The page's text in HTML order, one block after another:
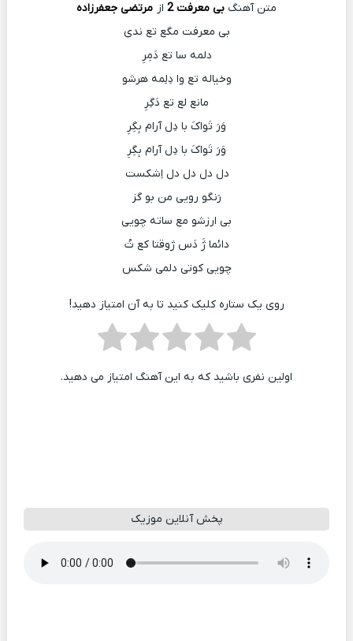
متن آهنگ بی معرفت 2 از مرتضی جعفرزاده
بی معرفت مگع تع ندی
دلمه سا تع دَمِرِ
وخیاله تع وا دِلِمه هرشو
مانع لع تع دَگِرِ
وَرَ تَواکَ با دِل آرام بِگِرِ
وَرَ تَواکَ با دِل آرام بِگِرِ
دل دل دل دل اِشکست
رَنگو رویی من بو گز
بی ارزشو مع ساته چویی
دائما ژَ دَس ژوقتا کع تُ
چویی کوتی دلمی شکس
روی یک ستاره کلیک کنید تا به آن امتیاز دهید!
اولین نفری باشید که به این آهنگ امتیاز می دهید.
پخش آنلاین موزیک